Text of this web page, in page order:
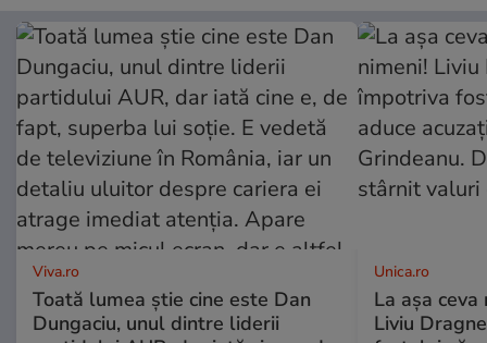
Viva.ro
Toată lumea știe cine este Dan
Dungaciu, unul dintre liderii
Unica.ro
La așa
Liviu